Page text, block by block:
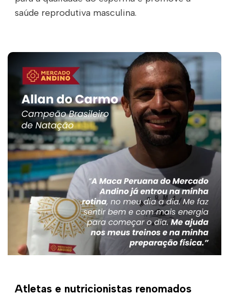
saúde reprodutiva masculina.
Atletas e nutricionistas renomados